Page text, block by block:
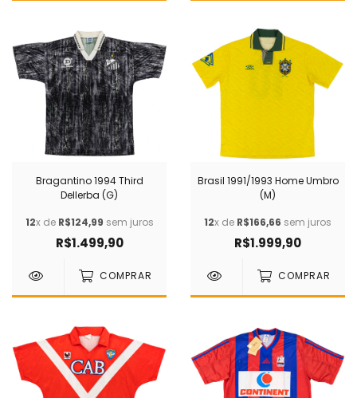
Bragantino 1994 Third
Dellerba (G)
12x de R$124,99 sem juros
R$1.499,90
COMPRAR
Brasil 1991/1993 Home Umbro
(M)
12x de R$166,66 sem juros
R$1.999,90
COMPRAR